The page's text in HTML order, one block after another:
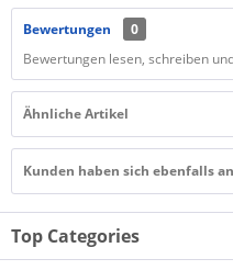
Bewertungen
0
Bewertungen lesen, schreiben
Ähnliche Artikel
Kunden haben sich ebenfalls
Top Categories